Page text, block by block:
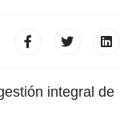
integral de